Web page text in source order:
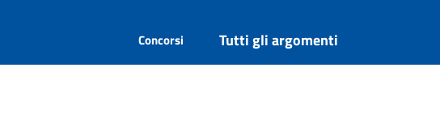
Concorsi Tutti gli argomenti